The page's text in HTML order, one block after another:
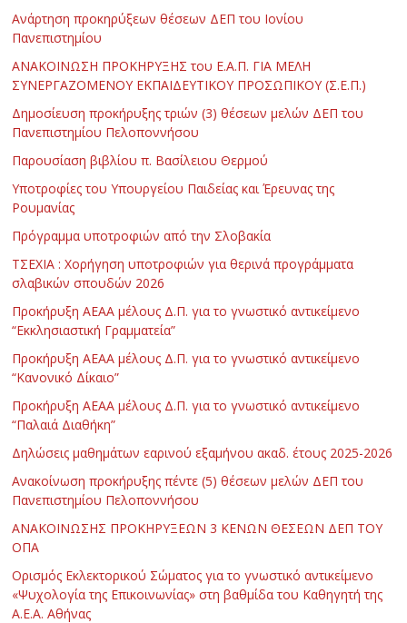
Ανάρτηση προκηρύξεων θέσεων ΔΕΠ του Ιονίου
Πανεπιστημίου
ΑΝΑΚΟΙΝΩΣΗ ΠΡΟΚΗΡΥΞΗΣ του Ε.Α.Π. ΓΙΑ ΜΕΛΗ
ΣΥΝΕΡΓΑΖΟΜΕΝΟΥ ΕΚΠΑΙΔΕΥΤΙΚΟΥ ΠΡΟΣΩΠΙΚΟΥ (Σ.Ε.Π.)
Δημοσίευση προκήρυξης τριών (3) θέσεων μελών ΔΕΠ του
Πανεπιστημίου Πελοποννήσου
Παρουσίαση βιβλίου π. Βασίλειου Θερμού
Υποτροφίες του Υπουργείου Παιδείας και Έρευνας της
Ρουμανίας
Πρόγραμμα υποτροφιών από την Σλοβακία
ΤΣΕΧΙΑ : Χορήγηση υποτροφιών για θερινά προγράμματα
σλαβικών σπουδών 2026
Προκήρυξη ΑΕΑΑ μέλους Δ.Π. για το γνωστικό αντικείμενο
“Εκκλησιαστική Γραμματεία”
Προκήρυξη ΑΕΑΑ μέλους Δ.Π. για το γνωστικό αντικείμενο
“Κανονικό Δίκαιο”
Προκήρυξη ΑΕΑΑ μέλους Δ.Π. για το γνωστικό αντικείμενο
“Παλαιά Διαθήκη”
Δηλώσεις μαθημάτων εαρινού εξαμήνου ακαδ. έτους 2025-2026
Ανακοίνωση προκήρυξης πέντε (5) θέσεων μελών ΔΕΠ του
Πανεπιστημίου Πελοποννήσου
ΑΝΑΚΟΙΝΩΣΗΣ ΠΡΟΚΗΡΥΞΕΩΝ 3 ΚΕΝΩΝ ΘΕΣΕΩΝ ΔΕΠ ΤΟΥ
ΟΠΑ
Ορισμός Εκλεκτορικού Σώματος για το γνωστικό αντικείμενο
«Ψυχολογία της Επικοινωνίας» στη βαθμίδα του Καθηγητή της
Α.Ε.Α. Αθήνας